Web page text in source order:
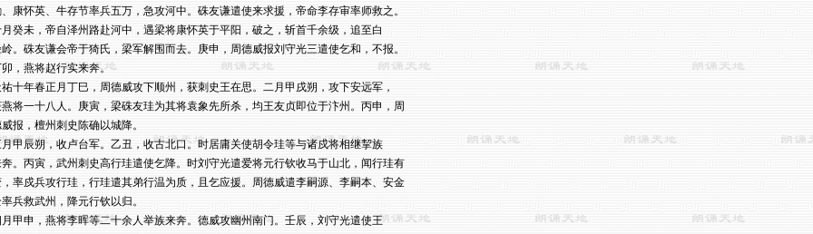
康怀英、牛存节率兵五万，急攻河中。硃友谦遣使来求援，帝命李存审率师救之。
癸未，帝自泽州路赴河中，遇梁将康怀英于平阳，破之，斩首千余级，追至白
。硃友谦会帝于猗氏，梁军解围而去。庚申，周德威报刘守光三遣使乞和，不报。
，燕将赵行实来奔。
十年春正月丁巳，周德威攻下顺州，获刺史王在思。二月甲戌朔，攻下安远军，
将一十八人。庚寅，梁硃友珪为其将袁象先所杀，均王友贞即位于汴州。丙申，周
报，檀州刺史陈确以城降。
甲辰朔，收卢台军。乙丑，收古北口。时居庸关使胡令珪等与诸戍将相继挈族
。丙寅，武州刺史高行珪遣使乞降。时刘守光遣爱将元行钦收马于山北，闻行珪有
率戍兵攻行珪，行珪遣其弟行温为质，且乞应援。周德威遣李嗣源、李嗣本、安金
兵救武州，降元行钦以归。
甲申，燕将李晖等二十余人举族来奔。德威攻幽州南门。壬辰，刘守光遣使王